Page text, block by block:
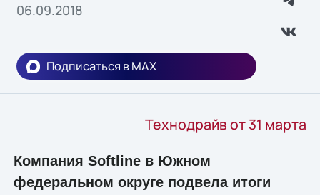
06.09.2018
Подписаться в MAX
Технодрайв от 31 марта
Компания Softline в Южном
федеральном округе подвела итоги